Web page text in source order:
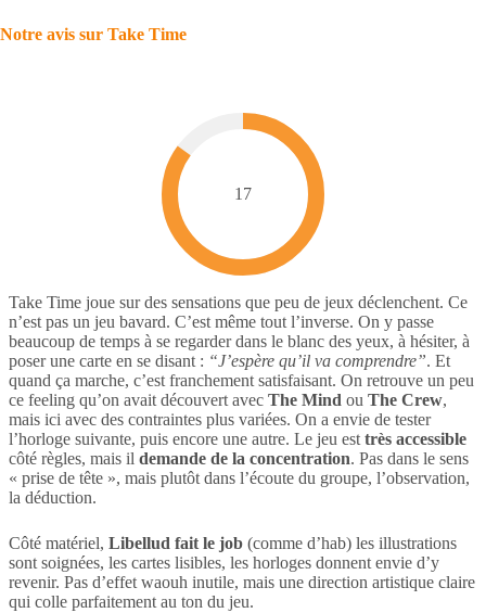
Notre avis sur Take Time
17
Take Time joue sur des sensations que peu de jeux déclenchent. Ce
n’est pas un jeu bavard. C’est même tout l’inverse. On y passe
beaucoup de temps à se regarder dans le blanc des yeux, à hésiter, à
poser une carte en se disant : “J’espère qu’il va comprendre”. Et
quand ça marche, c’est franchement satisfaisant. On retrouve un peu
ce feeling qu’on avait découvert avec The Mind ou The Crew,
mais ici avec des contraintes plus variées. On a envie de tester
l’horloge suivante, puis encore une autre. Le jeu est très accessible
côté règles, mais il demande de la concentration. Pas dans le sens
« prise de tête », mais plutôt dans l’écoute du groupe, l’observation,
la déduction.
Côté matériel, Libellud fait le job (comme d’hab) les illustrations
sont soignées, les cartes lisibles, les horloges donnent envie d’y
revenir. Pas d’effet waouh inutile, mais une direction artistique claire
qui colle parfaitement au ton du jeu.